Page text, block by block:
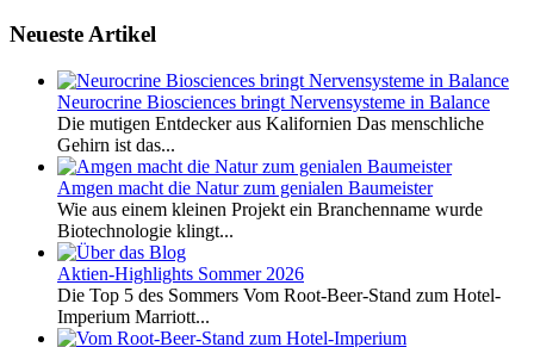
Neueste Artikel
Neurocrine Biosciences bringt Nervensysteme in Balance
Die mutigen Entdecker aus Kalifornien Das menschliche
Gehirn ist das...
Amgen macht die Natur zum genialen Baumeister
Wie aus einem kleinen Projekt ein Branchenname wurde
Biotechnologie klingt...
Aktien-Highlights Sommer 2026
Die Top 5 des Sommers Vom Root-Beer-Stand zum Hotel-
Imperium Marriott...